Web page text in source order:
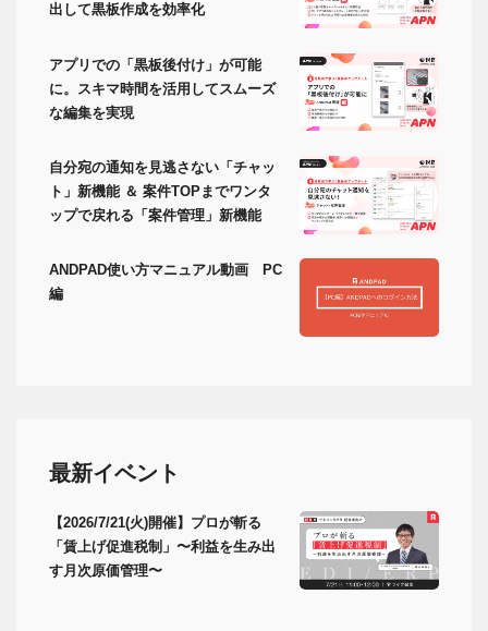
出して黒板作成を効率化
アプリでの「黒板後付け」が可能
に。スキマ時間を活用してスムーズ
な編集を実現
自分宛の通知を見逃さない「チャッ
ト」新機能 ＆ 案件TOPまでワンタ
ップで戻れる「案件管理」新機能
ANDPAD使い方マニュアル動画 PC
編
最新イベント
【2026/7/21(火)開催】プロが斬る
「賃上げ促進税制」〜利益を生み出
す月次原価管理〜